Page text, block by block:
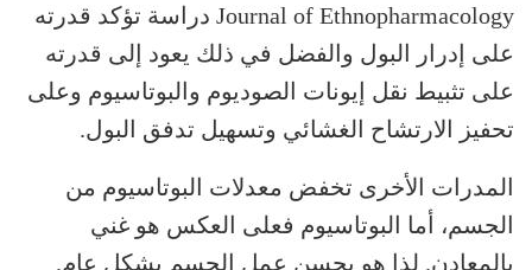
Journal of Ethnopharmacology دراسة تؤكد قدرته
على إدرار البول والفضل في ذلك يعود إلى قدرته
على تثبيط نقل إيونات الصوديوم والبوتاسيوم وعلى
تحفيز الارتشاح الغشائي وتسهيل تدفق البول.
المدرات الأخرى تخفض معدلات البوتاسيوم من
الجسم، أما البوتاسيوم فعلى العكس هو غني
بالمعادن. لذا هو يحسن عمل الجسم بشكل عام.